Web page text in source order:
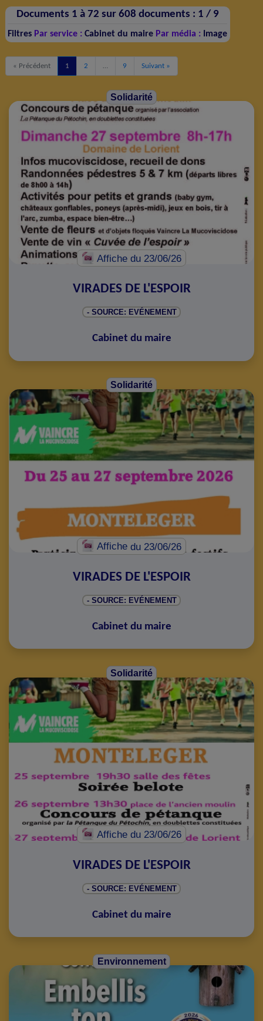
Documents 1 à 72 sur 608 documents : 1 / 9
Filtres Par service : Cabinet du maire Par média : Image
« Précédent 1 2 … 9 Suivant »
Solidarité
Affiche du 23/06/26
VIRADES DE L'ESPOIR
- SOURCE: EVÉNEMENT
Cabinet du maire
Solidarité
Affiche du 23/06/26
VIRADES DE L'ESPOIR
- SOURCE: EVÉNEMENT
Cabinet du maire
Solidarité
Affiche du 23/06/26
VIRADES DE L'ESPOIR
- SOURCE: EVÉNEMENT
Cabinet du maire
Environnement